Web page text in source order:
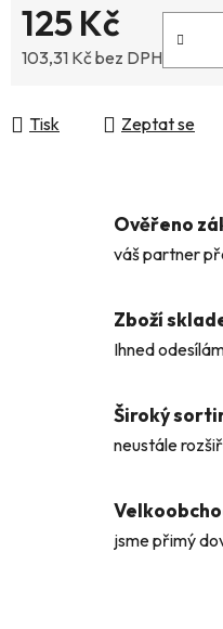
125 Kč
103,31 Kč bez DPH
Tisk Zeptat se
Ověřeno
váš partner
Zboží
Ihned
Široký
neustále
jsme přimý